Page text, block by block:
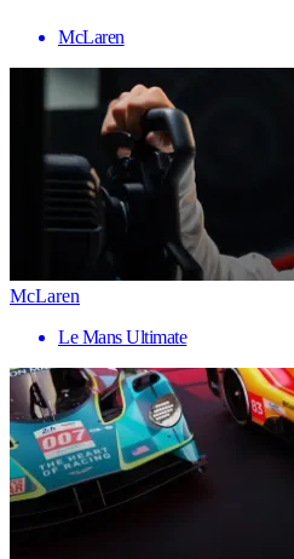
McLaren
McLaren
Le Mans Ultimate